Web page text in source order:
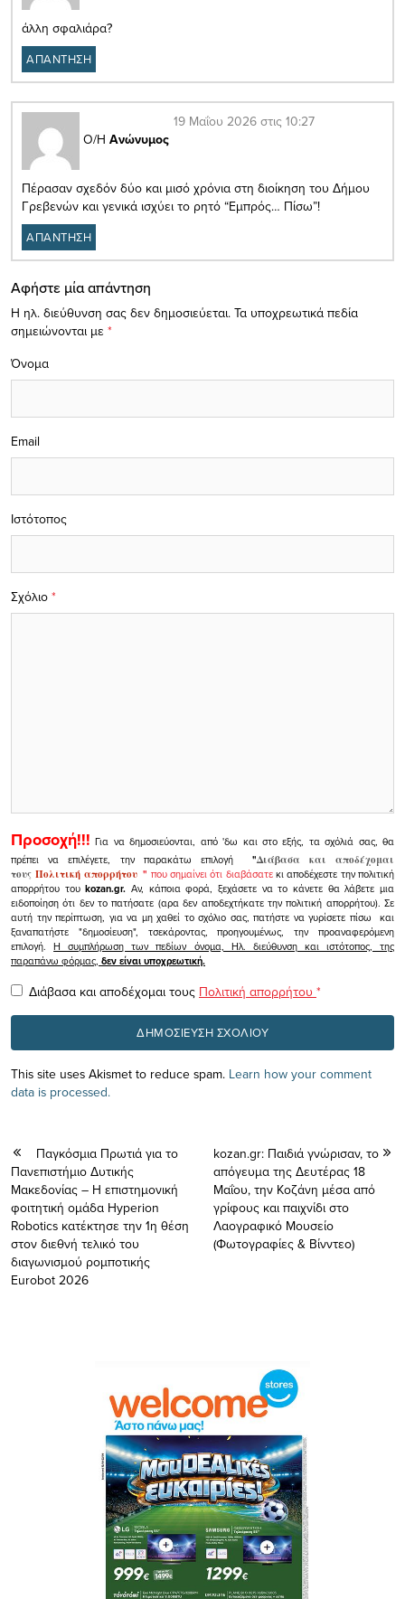
άλλη σφαλιάρα?
ΑΠΑΝΤΗΣΗ
Ο/Η Ανώνυμος
19 Μαΐου 2026 στις 10:27
Πέρασαν σχεδόν δύο και μισό χρόνια στη διοίκηση του Δήμου
Γρεβενών και γενικά ισχύει το ρητό “Εμπρός… Πίσω”!
ΑΠΑΝΤΗΣΗ
Αφήστε μία απάντηση
Η ηλ. διεύθυνση σας δεν δημοσιεύεται. Τα υποχρεωτικά πεδία
σημειώνονται με *
Σχόλιο *
Όνομα
Email
Ιστότοπος
Προσοχή!!! Για να δημοσιεύονται, από 'δω και στο εξής, τα σχόλιά σας, θα
πρέπει να επιλέγετε, την παρακάτω επιλογή
"Διάβασα και αποδέχομαι
τουςΠολιτική απορρήτου" που σημαίνει ότι διαβάσατεκι αποδέχεστε την πολιτική
απορρήτου τουkozan.gr. Αν, κάποια φορά, ξεχάσετε να το κάνετε θα λάβετε μια
ειδοποίηση ότι δεν το πατήσατε (αρα δεν αποδεχτήκατε την πολιτική απορρήτου). Σε
αυτή την περίπτωση, για να μη χαθεί το σχόλιο σας, πατήστε να γυρίσετε πίσω και
ξαναπατήστε "δημοσίευση", τσεκάροντας, προηγουμένως, την προαναφερόμενη
επιλογή.Η συμπλήρωση των πεδίων όνομα, Ηλ. διεύθυνση και ιστότοπος, της
παραπάνω φόρμας, δεν είναι υποχρεωτική.
Διάβασα και αποδέχομαι τους Πολιτική απορρήτου *
This site uses Akismet to reduce spam. Learn how your comment
data is processed.
Παγκόσμια Πρωτιά για το
Πανεπιστήμιο Δυτικής
Μακεδονίας – Η επιστημονική
φοιτητική ομάδα Hyperion
Robotics κατέκτησε την 1η θέση
στον διεθνή τελικό του
διαγωνισμού ρομποτικής
Eurobot 2026
kozan.gr: Παιδιά γνώρισαν, τo
απόγευμα της Δευτέρας 18
Μαΐου, την Κοζάνη μέσα από
γρίφους και παιχνίδι στο
Λαογραφικό Μουσείο
(Φωτογραφίες & Βίνντεο)